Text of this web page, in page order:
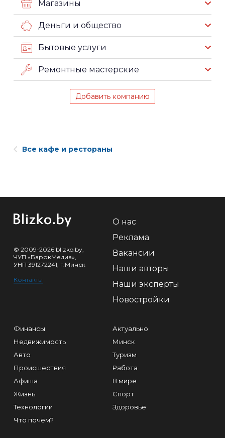
Магазины
Деньги и общество
Бытовые услуги
Ремонтные мастерские
Добавить компанию
Все кафе и рестораны
© 2009-2026 blizko.by,
ЧУП «БарокМедиа»,
УНП 391272241, г.Минск
Контакты
О нас
Реклама
Вакансии
Наши авторы
Наши эксперты
Новостройки
Финансы
Недвижимость
Авто
Происшествия
Афиша
Жизнь
Технологии
Что почем?
Актуально
Минск
Туризм
Работа
В мире
Спорт
Здоровье